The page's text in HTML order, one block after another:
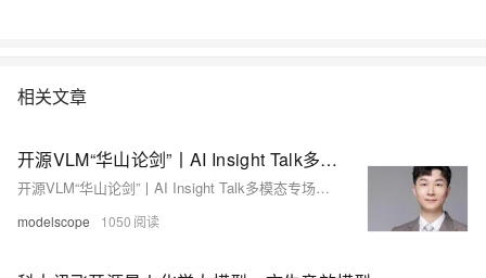
相关文章
开源VLM“华山论剑”丨AI Insight Talk多模态专场直播预告
开源VLM“华山论剑”丨AI Insight Talk多模态专场直播预告
modelscope 1050